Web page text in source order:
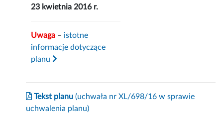
23 kwietnia 2016 r.
Uwaga – istotne
informacje dotyczące
planu
Tekst planu (uchwała nr XL/698/16 w sprawie
uchwalenia planu)